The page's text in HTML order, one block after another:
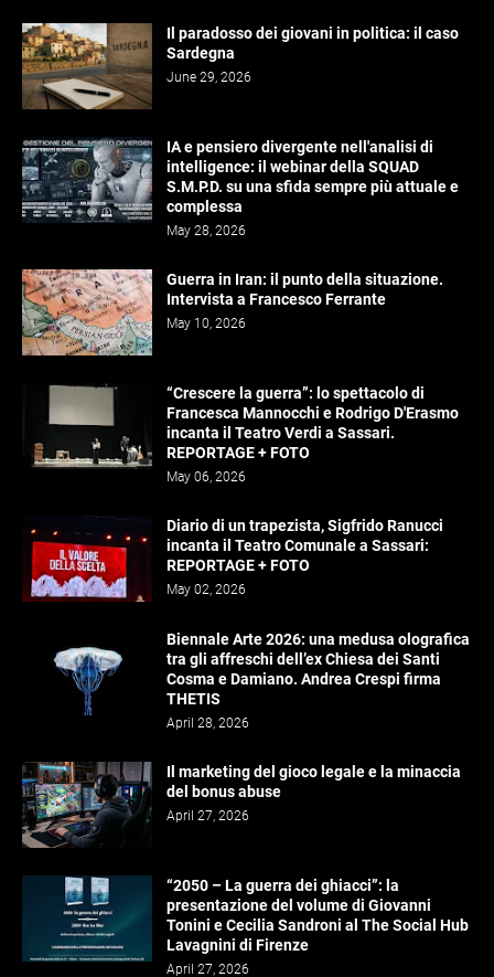
Il paradosso dei giovani in politica: il caso
Sardegna
June 29, 2026
IA e pensiero divergente nell'analisi di
intelligence: il webinar della SQUAD
S.M.P.D. su una sfida sempre più attuale e
complessa
May 28, 2026
Guerra in Iran: il punto della situazione.
Intervista a Francesco Ferrante
May 10, 2026
“Crescere la guerra”: lo spettacolo di
Francesca Mannocchi e Rodrigo D'Erasmo
incanta il Teatro Verdi a Sassari.
REPORTAGE + FOTO
May 06, 2026
Diario di un trapezista, Sigfrido Ranucci
incanta il Teatro Comunale a Sassari:
REPORTAGE + FOTO
May 02, 2026
Biennale Arte 2026: una medusa olografica
tra gli affreschi dell’ex Chiesa dei Santi
Cosma e Damiano. Andrea Crespi firma
THETIS
April 28, 2026
Il marketing del gioco legale e la minaccia
del bonus abuse
April 27, 2026
“2050 – La guerra dei ghiacci”: la
presentazione del volume di Giovanni
Tonini e Cecilia Sandroni al The Social Hub
Lavagnini di Firenze
April 27, 2026